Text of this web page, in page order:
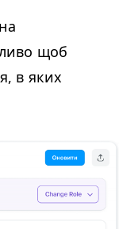
щоб
в яких